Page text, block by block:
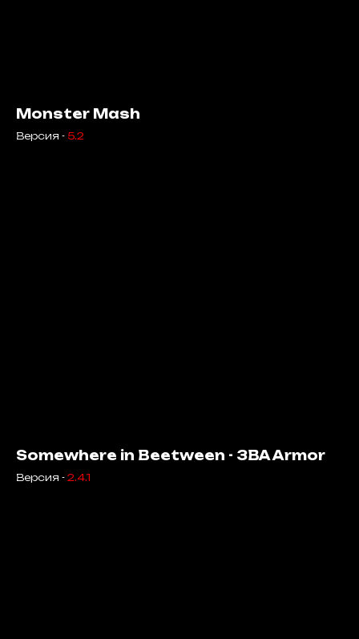
Monster Mash
Версия - 5.2
Somewhere in Beetween - 3BA Armor
Версия - 2.4.1